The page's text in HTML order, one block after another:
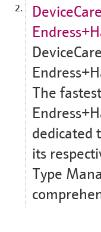
2.
The
dedicated
its
Type